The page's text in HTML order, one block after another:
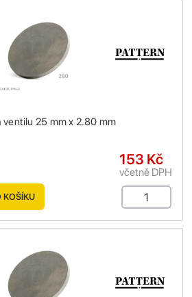
25 mm x 2.80 mm
153 Kč
včetně DPH
KOŠÍKU